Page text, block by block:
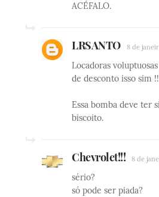
ACÉFALO.
LRSANTO 8 de
Locadoras
de desconto isso sim
Essa bomba deve ter
biscoito.
Chevrolet!!! 8 de
sério?
só pode ser piada?